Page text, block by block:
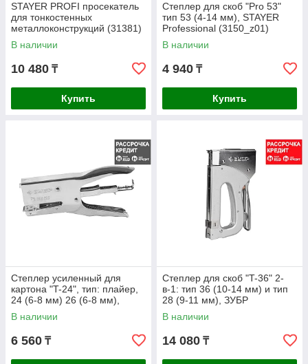
STAYER PROFI просекатель
для тонкостенных
металлоконструкций (31381)
В наличии
10 480 ₸
Купить
Степлер для скоб "Pro 53"
тип 53 (4-14 мм), STAYER
Professional (3150_z01)
В наличии
4 940 ₸
Купить
Степлер усиленный для
картона "T-24", тип: плайер,
24 (6-8 мм) 26 (6-8 мм),
ЗУБР Профессионал
(31550_z01)
В наличии
6 560 ₸
Степлер для скоб "T-36" 2-
в-1: тип 36 (10-14 мм) и тип
28 (9-11 мм), ЗУБР
Профессионал (31580)
В наличии
14 080 ₸